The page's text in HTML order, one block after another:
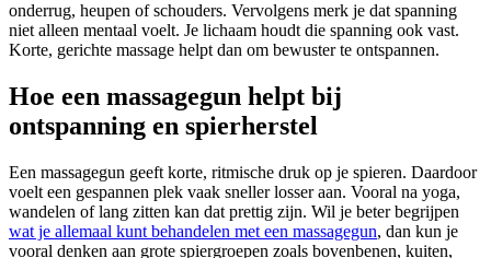
onderrug, heupen of schouders. Vervolgens merk je dat spanning
niet alleen mentaal voelt. Je lichaam houdt die spanning ook vast.
Korte, gerichte massage helpt dan om bewuster te ontspannen.
Hoe een massagegun helpt bij
ontspanning en spierherstel
Een massagegun geeft korte, ritmische druk op je spieren. Daardoor
voelt een gespannen plek vaak sneller losser aan. Vooral na yoga,
wandelen of lang zitten kan dat prettig zijn. Wil je beter begrijpen
wat je allemaal kunt behandelen met een massagegun, dan kun je
vooral denken aan grote spiergroepen zoals bovenbenen, kuiten,